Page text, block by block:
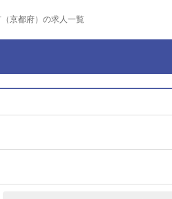
京都府）の求人一覧